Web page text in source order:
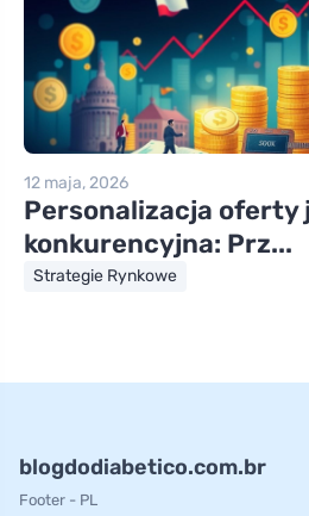
12 maja, 2026
Personalizacja oferty
konkurencyjna: Prz...
Strategie Rynkowe
blogdodiabetico.com.br
Footer - PL